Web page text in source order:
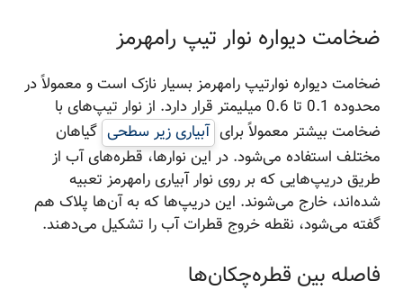
ضخامت دیواره نوار تیپ رامهرمز
ضخامت دیواره نوارتیپ رامهرمز بسیار نازک است و معمولاً در
محدوده 0.1 تا 0.6 میلیمتر قرار دارد. از نوار تیپ‌های با
ضخامت بیشتر معمولاً برای آبیاری زیر سطحی گیاهان
مختلف استفاده می‌شود. در این نوارها، قطره‌های آب از
طریق دریپ‌هایی که بر روی نوار آبیاری رامهرمز تعبیه
شده‌اند، خارج می‌شوند. این دریپ‌ها که به آن‌ها پلاک هم
گفته می‌شود، نقطه خروج قطرات آب را تشکیل می‌دهند.
فاصله بین قطره‌چکان‌ها